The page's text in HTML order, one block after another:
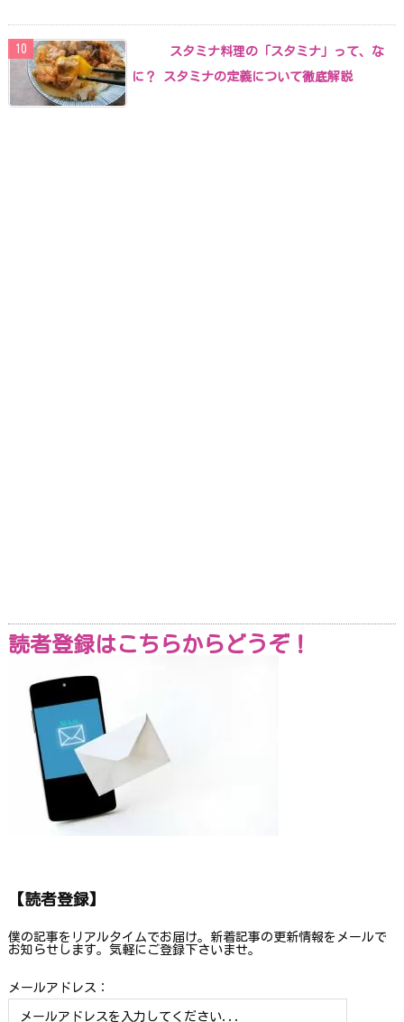
スタミナ料理の「スタミナ」って、な
に？ スタミナの定義について徹底解説
読者登録はこちらからどうぞ！
【読者登録】
僕の記事をリアルタイムでお届け。新着記事の更新情報をメールで
お知らせします。気軽にご登録下さいませ。
メールアドレス：